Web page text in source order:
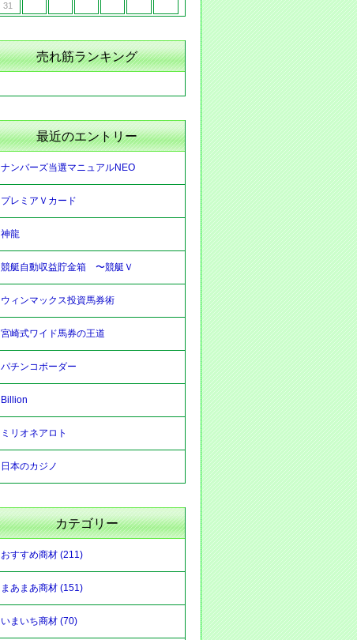
31
売れ筋ランキング
最近のエントリー
ナンバーズ当選マニュアルNEO
プレミアＶカード
神龍
競艇自動収益貯金箱 〜競艇Ｖ
ウィンマックス投資馬券術
宮崎式ワイド馬券の王道
パチンコボーダー
Billion
ミリオネアロト
日本のカジノ
カテゴリー
おすすめ商材 (211)
まあまあ商材 (151)
いまいち商材 (70)